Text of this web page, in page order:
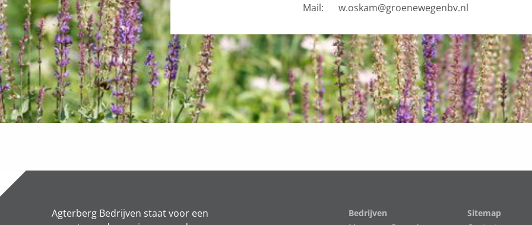
Mail:
w.oskam@groenewegenbv.nl
Agterberg Bedrijven staat voor een
Bedrijven
Sitemap